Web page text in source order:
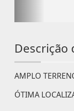
Descrição
AMPLO
ÓTIMA